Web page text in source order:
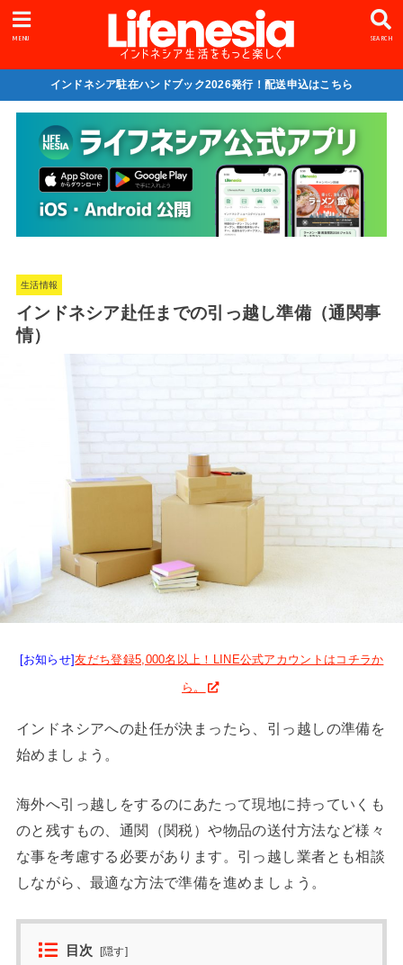
SEARCH
MENU
インドネシア駐在ハンドブック2026発行！配送申込はこちら
生活情報
インドネシア赴任までの引っ越し準備（通関事
情）
[お知らせ]友だち登録5,000名以上！LINE公式アカウントはコチラか
ら。
インドネシアへの赴任が決まったら、引っ越しの準備を
始めましょう。
海外へ引っ越しをするのにあたって現地に持っていくも
のと残すもの、通関（関税）や物品の送付方法など様々
な事を考慮する必要があります。引っ越し業者とも相談
しながら、最適な方法で準備を進めましょう。
目次 [隠す]